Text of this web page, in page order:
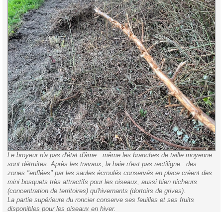
Le broyeur n'a pas d'état d'âme : même les branches de taille moyenne
sont détruites. Après les travaux, la haie n'est pas rectiligne : des
zones "enflées" par les saules écroulés conservés en place créent des
mini bosquets très attractifs pour les oiseaux, aussi bien nicheurs
(concentration de territoires) qu'hivernants (dortoirs de grives).
La partie supérieure du roncier conserve ses feuilles et ses fruits
disponibles pour les oiseaux en hiver.